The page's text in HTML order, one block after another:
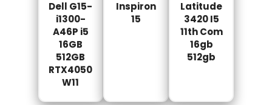
Dell G15-
i1300-
A46P i5
16GB
512GB
RTX4050
W11
Inspiron
15
Latitude
3420 I5
11th Com
16gb
512gb